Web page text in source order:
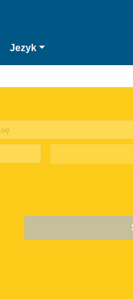
Jezyk